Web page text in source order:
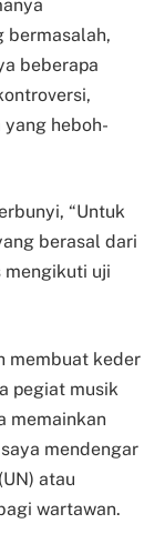
bermasalah,
beberapa
heboh-
“Untuk
berasal dari
mengikuti uji
membuat keder
pegiat musik
memainkan
mendengar
atau
wartawan.